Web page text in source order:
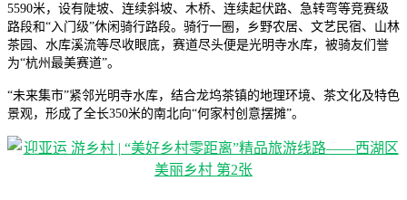
5590米，设有陡坡、连续斜坡、木桥、连续起伏路、急转弯等竞赛级
路段和“入门级”休闲骑行路段。骑行一圈，乡野农居、文艺民宿、山林
茶园、水库溪流等尽收眼底，赛道尽头便是光明寺水库，被骑友们誉
为“杭州最美赛道”。
“未来集市”紧邻光明寺水库，结合龙坞茶镇的地理环境、茶文化及特色
景观，形成了全长350米的南北向“何家村创意摆摊”。